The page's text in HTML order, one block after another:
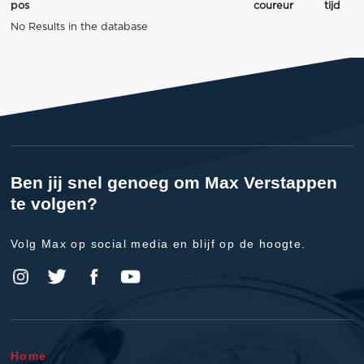
pos coureur
tijd
No Results in the database
Ben jij snel genoeg om Max Verstappen
te volgen?
Volg Max op social media en blijf op de hoogte.
Home